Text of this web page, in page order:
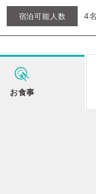
宿泊可能人数 4
お食事